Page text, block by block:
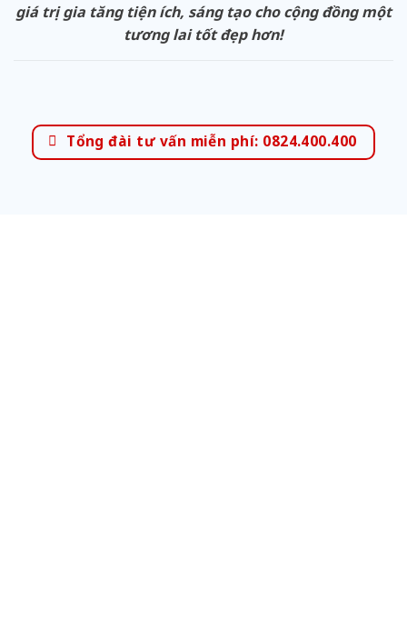
giá trị gia tăng tiện ích, sáng tạo cho cộng đồng một
tương lai tốt đẹp hơn!
Tổng đài tư vấn miễn phí: 0824.400.400